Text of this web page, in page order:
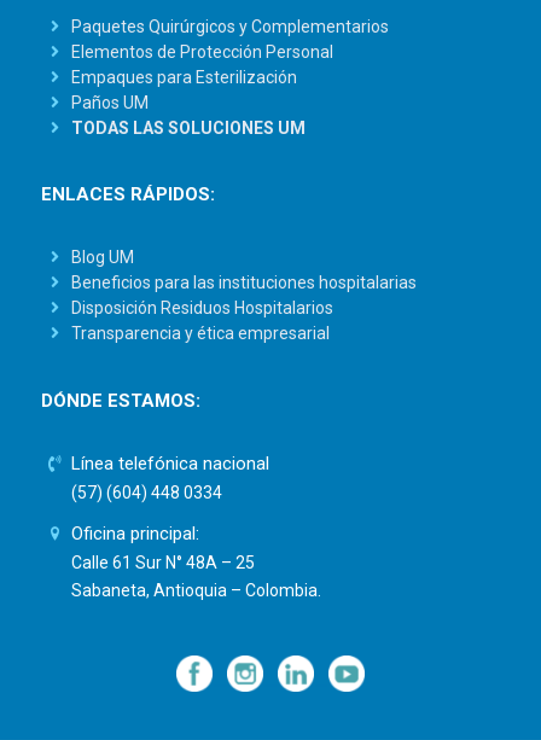
Paquetes Quirúrgicos y Complementarios
Elementos de Protección Personal
Empaques para Esterilización
Paños UM
TODAS LAS SOLUCIONES UM
ENLACES RÁPIDOS:
Blog UM
Beneficios para las instituciones hospitalarias
Disposición Residuos Hospitalarios
Transparencia y ética empresarial
DÓNDE ESTAMOS:
Línea telefónica nacional
(57) (604) 448 0334
Oficina principal:
Calle 61 Sur N° 48A – 25
Sabaneta, Antioquia – Colombia.
— — —